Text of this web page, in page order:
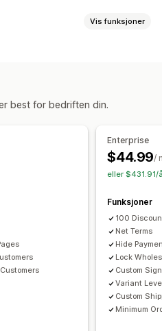
Vis funksjoner
Multivaluta
best for bedriften din.
Enterprise
$44.99/
eller $431.91/
Funksjoner
100
Net Terms
Hide
Lock
Custom
Variant
Custom
Minimum